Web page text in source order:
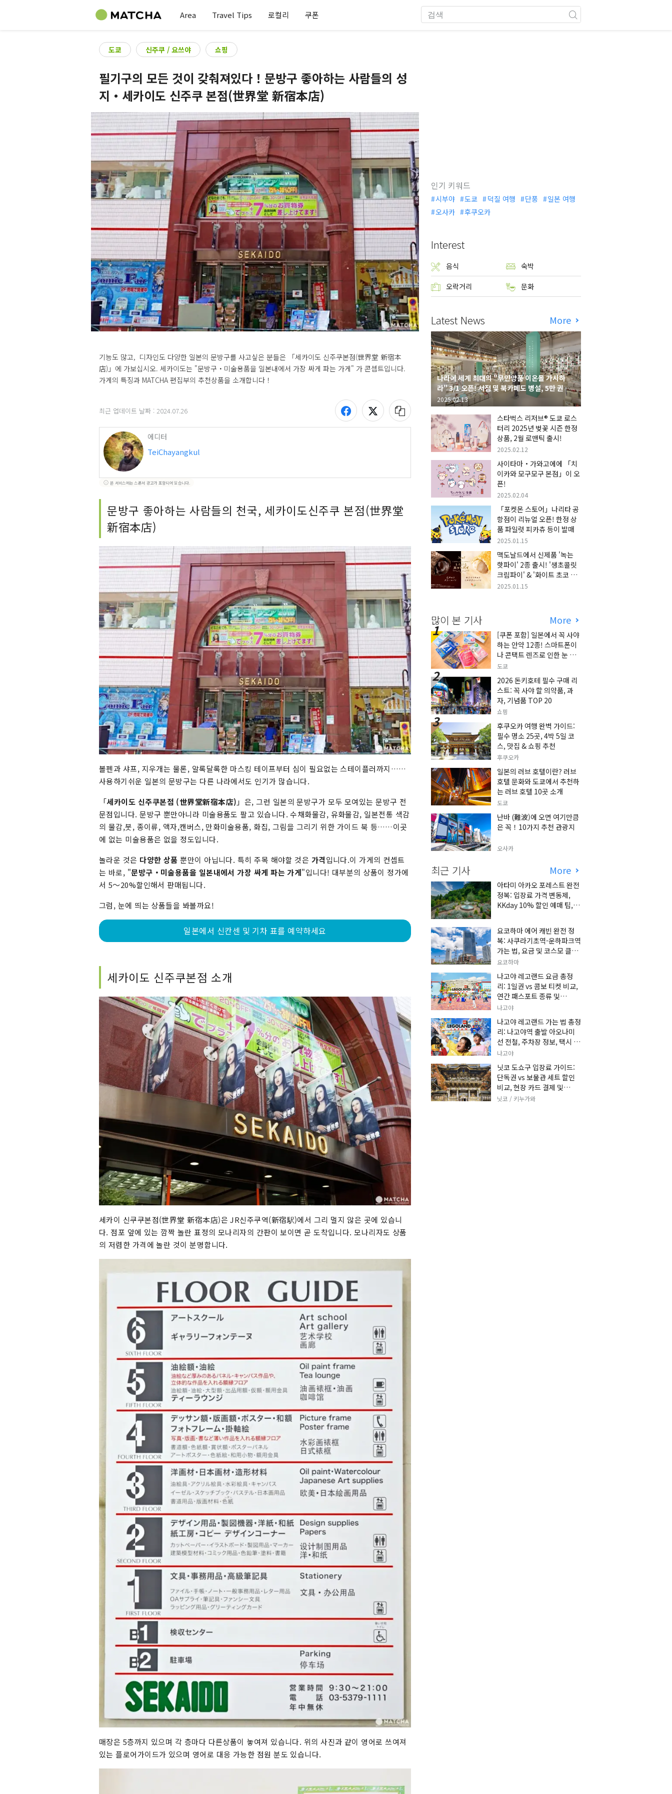
Area Travel Tips 로컬리 쿠폰
도쿄 신주쿠 / 요쓰야 쇼핑
필기구의 모든 것이 갖춰져있다！문방구 좋아하는 사람들의 성
지・세카이도 신주쿠 본점(世界堂 新宿本店)
기능도 많고,  디자인도 다양한 일본의 문방구를 사고싶은 분들은 「세카이도 신주쿠본점(世界堂 新宿本
店)」에 가보십시오. 세카이도는 "문방구・미술용품을 일본내에서 가장 싸게 파는 가게" 가 콘셉트입니다.
가게의 특징과 MATCHA 편집부의 추천상품을 소개합니다！
최근 업데이트 날짜 : 2024.07.26
에디터
TeiChayangkul
본 서비스에는 스폰서 광고가 포함되어 있습니다.
문방구 좋아하는 사람들의 천국, 세카이도신주쿠 본점(世界堂
新宿本店)
볼펜과 샤프, 지우개는 물론, 알록달록한 마스킹 테이프부터 심이 필요없는 스테이플러까지……
사용하기쉬운 일본의 문방구는 다른 나라에서도 인기가 많습니다.
「세카이도 신주쿠본점 (世界堂新宿本店) 」은, 그런 일본의 문방구가 모두 모여있는 문방구 전
문점입니다. 문방구 뿐만아니라 미술용품도 팔고 있습니다. 수채화물감, 유화물감, 일본전통 색감
의 물감,붓, 종이류, 액자,캔버스, 만화미술용품, 화집, 그림을 그리기 위한 가이드 북 등……이곳
에 없는 미술용품은 없을 정도입니다.
놀라운 것은 다양한 상품뿐만이 아닙니다. 특히 주목 해야할 것은 가격입니다.이 가게의 컨셉트
는 바로, "문방구・미술용품을 일본내에서 가장 싸게 파는 가게"입니다! 대부분의 상품이 정가에
서 5〜20%할인해서 판매됩니다.
그럼, 눈에 띄는 상품들을 봐볼까요!
일본에서 신칸센 및 기차 표를 예약하세요
세카이도 신주쿠본점 소개
세카이 신쿠쿠본점(世界堂 新宿本店)은 JR신주쿠역(新宿駅)에서 그리 멀지 않은 곳에 있습니
다. 점포 앞에 있는 깜짝 놀란 표정의 모나리자의 간판이 보이면 곧 도착입니다. 모나리자도 상품
의 저렴한 가격에 놀란 것이 분명합니다.
매장은 5층까지 있으며 각 층마다 다른상품이 놓여져 있습니다. 위의 사진과 같이 영어로 쓰여져
있는 플로어가이드가 있으며 영어로 대응 가능한 점원 분도 있습니다.
인기 키워드
시부야 도쿄 덕질 여행 단풍
일본 여행
오사카
후쿠오카
Interest
음식 숙박
오락거리 문화
Latest News More
나라에 세계 최대의 "무인양품 이온몰 가시하
라" 3/1 오픈! 서점 및 북카페도 병설, 5만 권의
"가시하라 서점"도 출점
2025.02.13
스타벅스 리저브® 도쿄 로스
터리 2025년 벚꽃 시즌 한정
상품, 2월 로맨틱 출시!
2025.02.12
사이타마・가와고에에 「치
이카와 모구모구 본점」이 오
픈!
2025.02.04
「포켓몬 스토어」나리타 공
항점이 리뉴얼 오픈! 한정 상
품 파일럿 피카츄 등이 발매
2025.01.15
맥도날드에서 신제품 '녹는
핫파이' 2종 출시! '생초콜릿
크림파이' & '화이트 초코 밀
크티 파이' 출시!
2025.01.15
많이 본 기사 More
[쿠폰 포함] 일본에서 꼭 사야
하는 안약 12종! 스마트폰이
나 콘택트 렌즈로 인한 눈 피
로에 최적!
도쿄
2026 돈키호테 필수 구매 리
스트: 꼭 사야 할 의약품, 과
자, 기념품 TOP 20
쇼핑
후쿠오카 여행 완벽 가이드:
필수 명소 25곳, 4박 5일 코
스, 맛집 & 쇼핑 추천
후쿠오카
일본의 러브 호텔이란? 러브
호텔 문화와 도쿄에서 추천하
는 러브 호텔 10곳 소개
도쿄
난바 (難波)에 오면 여기만큼
은 꼭！10가지 추천 관광지
오사카
최근 기사 More
아타미 아카오 포레스트 완전
정복: 입장료 가격 변동제,
KKday 10% 할인 예매 팁, 쿠
요코하마 에어 캐빈 완전 정
복: 사쿠라기초역-운하파크역
가는 법, 요금 및 코스모 클락
세트권 할인, 추천 관광 코스
총정리
요코하마
나고야 레고랜드 요금 총정
리: 1일권 vs 콤보 티켓 비교,
연간 패스포트 종류 및
KKday 온라인 사전 할인 예
매 팁
나고야
나고야 레고랜드 가는 법 총정
리: 나고야역 출발 아오나미
선 전철, 주차장 정보, 택시 요
금 및 입장권 예약 팁
나고야
닛코 도쇼구 입장료 가이드:
단독권 vs 보물관 세트 할인
비교, 현장 카드 결제 및
KKday 사전 예매 팁
닛코 / 키누가와